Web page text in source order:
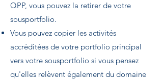
QPP, vous pouvez la retirer de votre
sousportfolio.
Vous pouvez copier les activités
accréditées de votre portfolio principal
vers votre sousportfolio si vous pensez
qu'elles relèvent également du domaine